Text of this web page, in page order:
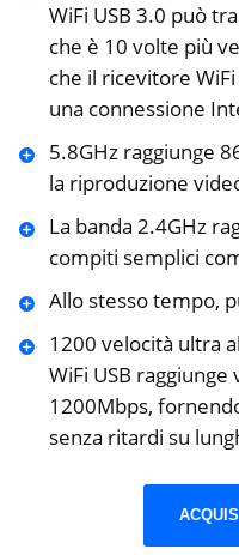
WiFi USB 3.0 può
che è 10 volte più
che il ricevitore
una connessione
5.8GHz raggiunge
la riproduzione
La banda 2.4GHz
compiti semplici
Allo stesso tempo,
1200 velocità ultra
WiFi USB
1200Mbps,
senza ritardi su